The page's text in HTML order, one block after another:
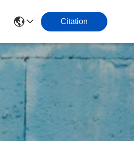
Citation